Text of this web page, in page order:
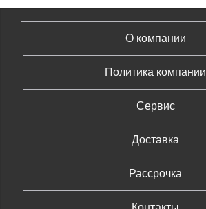
О компании
Политика компании
Сервис
Доставка
Рассрочка